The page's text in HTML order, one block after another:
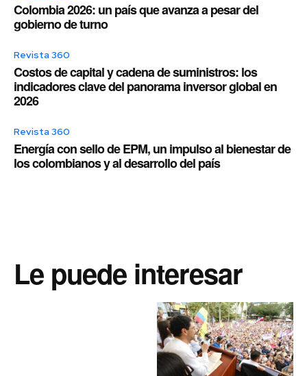
Colombia 2026: un país que avanza a pesar del
gobierno de turno
Revista 360
Costos de capital y cadena de suministros: los
indicadores clave del panorama inversor global en
2026
Revista 360
Energía con sello de EPM, un impulso al bienestar de
los colombianos y al desarrollo del país
Le puede interesar